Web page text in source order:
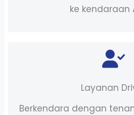
ke kendaraan
Layanan
Berkendara dengan